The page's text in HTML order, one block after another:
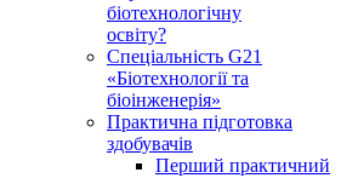
біотехнологічну
освіту?
Спеціальність G21
«Біотехнології та
біоінженерія»
Практична підготовка
здобувачів
Перший практичний